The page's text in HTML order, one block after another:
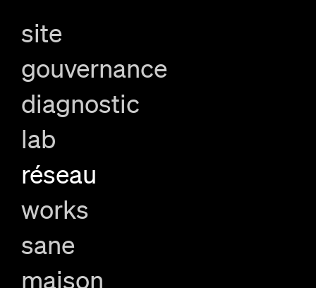
site
gouvernance
diagnostic
lab
réseau
works
sane
maison